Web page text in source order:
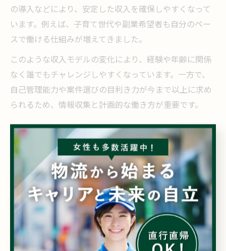
の導入などにより、安定した収入を確保しやすくなって
います。例えば、子育て世代や副業希望者も自分のペー
スで働ける仕組みが増えてきました。
このような収入モデルの変化により、経験や年齢に関係
なく誰でもチャレンジしやすくなっています。一方で、
自己管理能力や案件選びの目利き力が今まで以上に求め
られるため、情報収集と計画的な働き方が重要です。
軽貨物でキャリアアップと高年収実現
軽貨物業務は、経験を積むことでキャリアアップや収入
増加も十分に可能な分野です。例えば、個人事業主とし
て独立し、複数の取引先を持つことで収入の安定化・増
加を目指す方も多くいます。
また、リーダーや管理者として新人教育や案件管理に携
わることで、さらに高収入を目指す道もあります。実
際、横浜市保土ケ谷区で活躍している方の中には、未経